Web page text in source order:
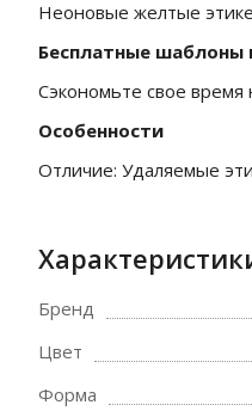
Неоновые желтые
Бесплатные шаблоны
Сэкономьте свое
Особенности
Отличие: Удаляемые
Бренд
Цвет
Форма